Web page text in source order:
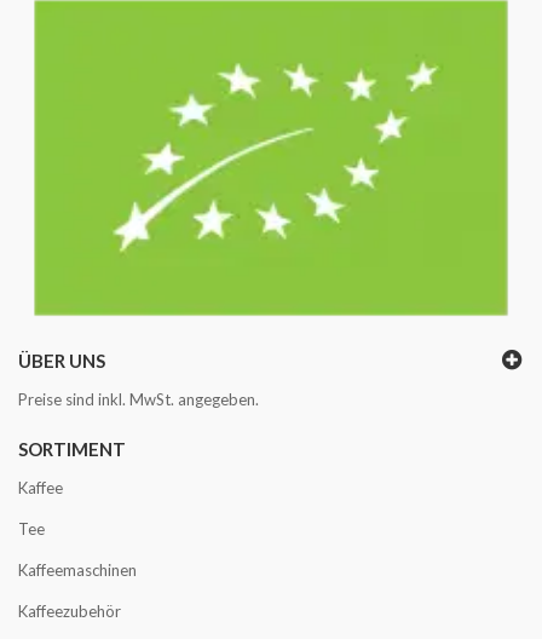
ÜBER UNS
Preise sind inkl. MwSt. angegeben.
SORTIMENT
Kaffee
Tee
Kaffeemaschinen
Kaffeezubehör